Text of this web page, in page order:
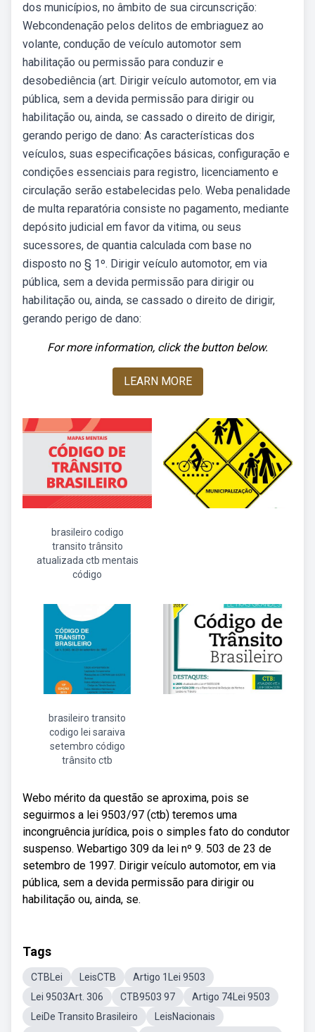
dos municípios, no âmbito de sua circunscrição:
Webcondenação pelos delitos de embriaguez ao
volante, condução de veículo automotor sem
habilitação ou permissão para conduzir e
desobediência (art. Dirigir veículo automotor, em via
pública, sem a devida permissão para dirigir ou
habilitação ou, ainda, se cassado o direito de dirigir,
gerando perigo de dano: As características dos
veículos, suas especificações básicas, configuração e
condições essenciais para registro, licenciamento e
circulação serão estabelecidas pelo. Weba penalidade
de multa reparatória consiste no pagamento, mediante
depósito judicial em favor da vitima, ou seus
sucessores, de quantia calculada com base no
disposto no § 1º. Dirigir veículo automotor, em via
pública, sem a devida permissão para dirigir ou
habilitação ou, ainda, se cassado o direito de dirigir,
gerando perigo de dano:
For more information, click the button below.
LEARN MORE
brasileiro codigo
transito trânsito
atualizada ctb mentais
código
brasileiro transito
codigo lei saraiva
setembro código
trânsito ctb
Webo mérito da questão se aproxima, pois se
seguirmos a lei 9503/97 (ctb) teremos uma
incongruência jurídica, pois o simples fato do condutor
suspenso. Webartigo 309 da lei nº 9. 503 de 23 de
setembro de 1997. Dirigir veículo automotor, em via
pública, sem a devida permissão para dirigir ou
habilitação ou, ainda, se.
Tags
CTBLei LeisCTB
Artigo 1Lei 9503
Lei 9503Art. 306
CTB9503 97
Artigo 74Lei 9503
LeiDe Transito Brasileiro
LeisNacionais